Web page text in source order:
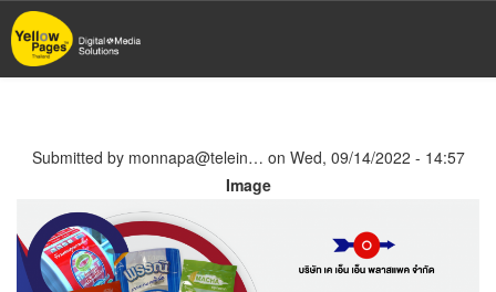
Skip
to
main
Submitted by monnapa@telein… on Wed, 09/14/2022 - 14:57
Image